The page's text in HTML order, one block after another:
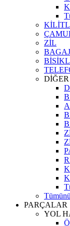
ZİL
PARÇALAR
YOL